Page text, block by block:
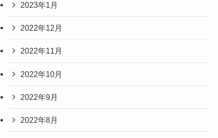
2023年1月
2022年12月
2022年11月
2022年10月
2022年9月
2022年8月